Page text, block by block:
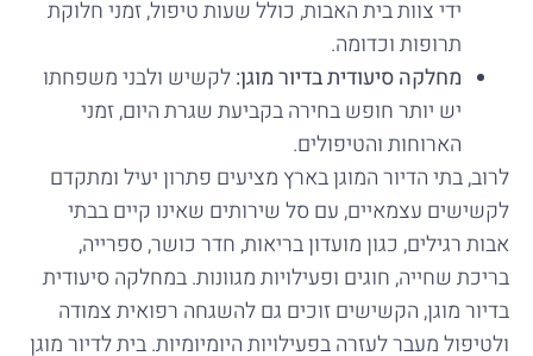
ידי צוות בית האבות, כולל שעות טיפול, זמני חלוקת
תרופות וכדומה.
מחלקה סיעודית בדיור מוגן:לקשיש ולבני משפחתו
יש יותר חופש בחירה בקביעת שגרת היום, זמני
הארוחות והטיפולים.
לרוב, בתי הדיור המוגן בארץ מציעים פתרון יעיל ומתקדם
לקשישים עצמאיים, עם סל שירותים שאינו קיים בבתי
אבות רגילים, כגון מועדון בריאות, חדר כושר, ספרייה,
בריכת שחייה, חוגים ופעילויות מגוונות. במחלקה סיעודית
בדיור מוגן, הקשישים זוכים גם להשגחה רפואית צמודה
ולטיפול מעבר לעזרה בפעילויות היומיומיות. בית לדיור מוגן